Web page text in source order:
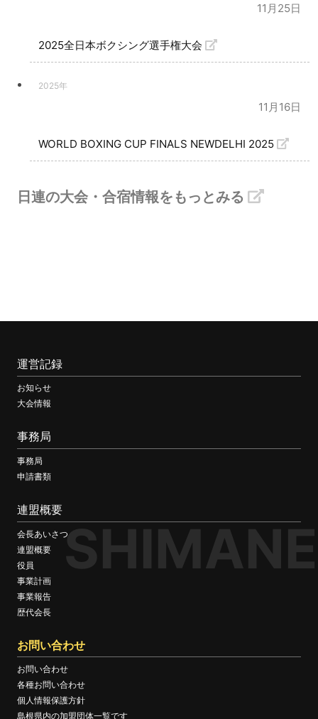
11月25日
2025全日本ボクシング選手権大会
2025年
11月16日
WORLD BOXING CUP FINALS NEWDELHI 2025
日連の大会・合宿情報をもっとみる
SHIMANE
運営記録
お知らせ
大会情報
事務局
事務局
申請書類
連盟概要
会長あいさつ
連盟概要
役員
事業計画
事業報告
歴代会長
お問い合わせ
お問い合わせ
各種お問い合わせ
個人情報保護方針
島根県内の加盟団体一覧です